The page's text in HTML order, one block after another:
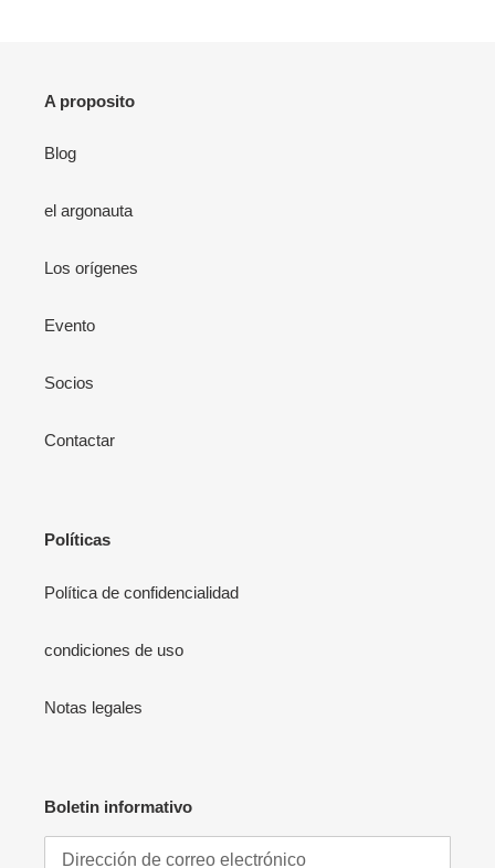
A proposito
Blog
el argonauta
Los orígenes
Evento
Socios
Contactar
Políticas
Política de confidencialidad
condiciones de uso
Notas legales
Boletin informativo